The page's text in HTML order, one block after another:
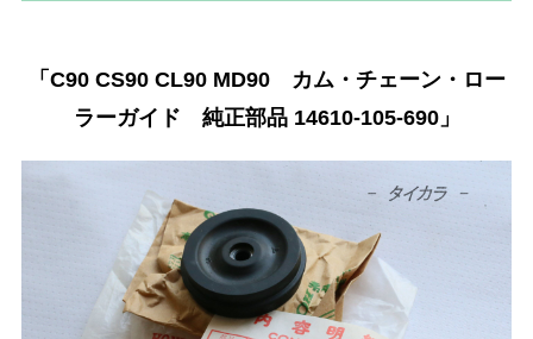
「C90 CS90 CL90 MD90 カム・チェーン・ロー
ラーガイド 純正部品 14610-105-690」